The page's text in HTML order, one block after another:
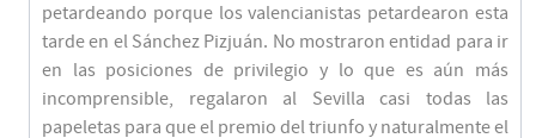
petardeando porque los valencianistas petardearon esta
tarde en el Sánchez Pizjuán. No mostraron entidad para ir
en las posiciones de privilegio y lo que es aún más
incomprensible, regalaron al Sevilla casi todas las
papeletas para que el premio del triunfo y naturalmente el